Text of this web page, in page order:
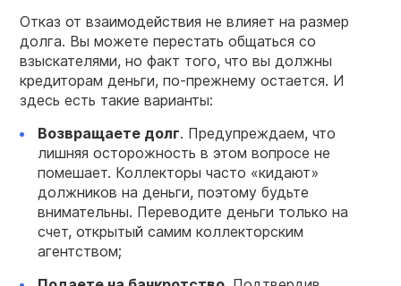
Отказ от взаимодействия не влияет на размер
долга. Вы можете перестать общаться со
взыскателями, но факт того, что вы должны
кредиторам деньги, по-прежнему остается. И
здесь есть такие варианты:
Возвращаете долг. Предупреждаем, что
лишняя осторожность в этом вопросе не
помешает. Коллекторы часто «кидают»
должников на деньги, поэтому будьте
внимательны. Переводите деньги только на
счет, открытый самим коллекторским
агентством;